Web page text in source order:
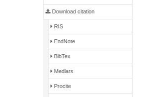
Download citation
RIS
EndNote
BibTex
Medlars
Procite